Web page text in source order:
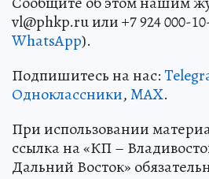
vl@phkp.ru или +7 924 000-
WhatsApp).
Подпишитесь на нас:
Одноклассники,MAX.
При использовании
ссылка на «КП –
Дальний Восток»